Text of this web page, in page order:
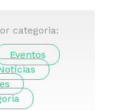
categoria:
Eventos